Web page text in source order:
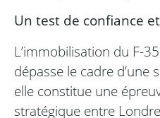
Un test de confiance
L’immobilisation du F-
dépasse le cadre d’une
elle constitue une
stratégique entre